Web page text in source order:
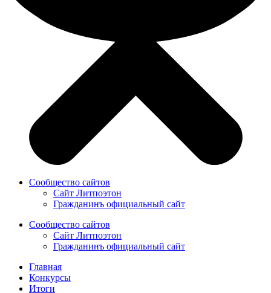
Сообщество сайтов
Сайт Литпоэтон
Гражданинъ официальный сайт
Сообщество сайтов
Сайт Литпоэтон
Гражданинъ официальный сайт
Главная
Конкурсы
Итоги